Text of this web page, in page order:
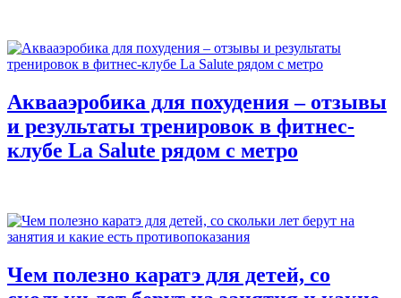
Аквааэробика для похудения – отзывы
и результаты тренировок в фитнес-
клубе La Salute рядом с метро
Чем полезно каратэ для детей, со